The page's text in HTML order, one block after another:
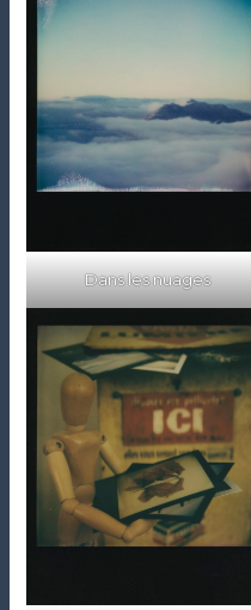
Dans les nuages